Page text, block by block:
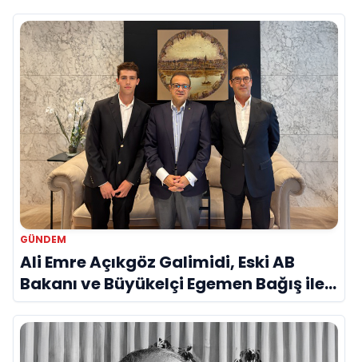
GÜNDEM
Ali Emre Açıkgöz Galimidi, Eski AB
Bakanı ve Büyükelçi Egemen Bağış ile
Bir Araya Geldi